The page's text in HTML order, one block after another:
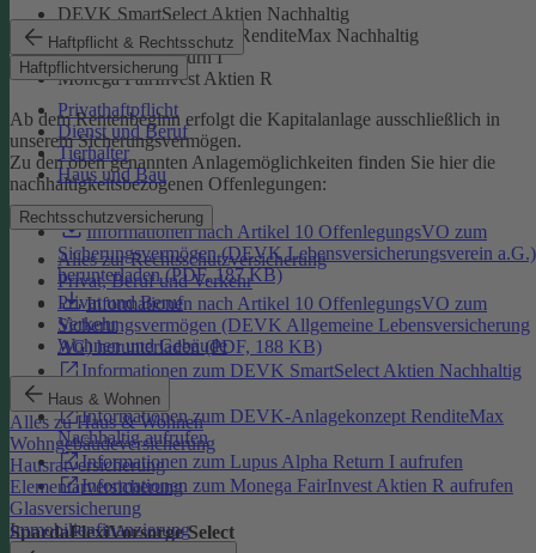
Haftpflicht & Rechtsschutz
Haftpflichtversicherung
Privathaftpflicht
Dienst und Beruf
Tierhalter
Haus und Bau
Rechtsschutzversicherung
Alles zur Rechtsschutzversicherung
Privat, Beruf und Verkehr
Privat und Beruf
Verkehr
Wohnen und Gebäude
Haus & Wohnen
Alles zu Haus & Wohnen
Wohngebäudeversicherung
Hausratversicherung
Elementarversicherung
Glasversicherung
Immobilienfinanzierung
DEVK SmartSelect Aktien Nachhaltig
DEVK-Anlagekonzept RenditeMax Nachhaltig
Lupus Alpha Return I
Monega FairInvest Aktien R
Ab dem Rentenbeginn erfolgt die Kapitalanlage ausschließlich in
unserem Sicherungsvermögen.
Zu den oben genannten Anlagemöglichkeiten finden Sie hier die
nachhaltigkeitsbezogenen Offenlegungen:
Informationen nach Artikel 10 OffenlegungsVO zum
Sicherungsvermögen (DEVK Lebensversicherungsverein a.G.)
herunterladen (PDF, 187 KB)
Informationen nach Artikel 10 OffenlegungsVO zum
Sicherungsvermögen (DEVK Allgemeine Lebensversicherung
AG) herunterladen (PDF, 188 KB)
Informationen zum DEVK SmartSelect Aktien Nachhaltig
aufrufen
Informationen zum DEVK-Anlagekonzept RenditeMax
Nachhaltig aufrufen
Informationen zum Lupus Alpha Return I aufrufen
Informationen zum Monega FairInvest Aktien R aufrufen
SpardaFlexiVorsorge Select